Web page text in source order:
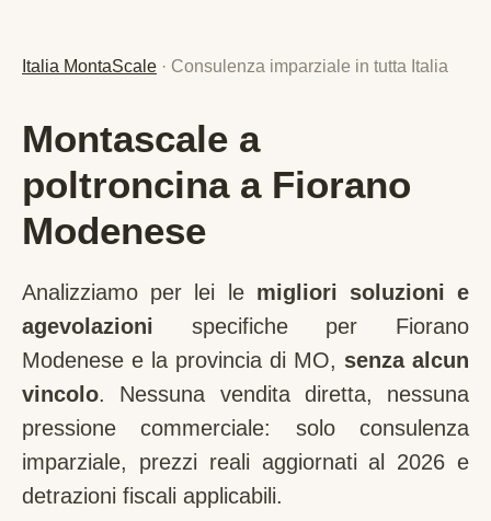
Italia MontaScale · Consulenza imparziale in tutta Italia
Montascale a
poltroncina a Fiorano
Modenese
Analizziamo per lei le migliori soluzioni e
agevolazioni specifiche per Fiorano
Modenese e la provincia di MO, senza alcun
vincolo. Nessuna vendita diretta, nessuna
pressione commerciale: solo consulenza
imparziale, prezzi reali aggiornati al 2026 e
detrazioni fiscali applicabili.